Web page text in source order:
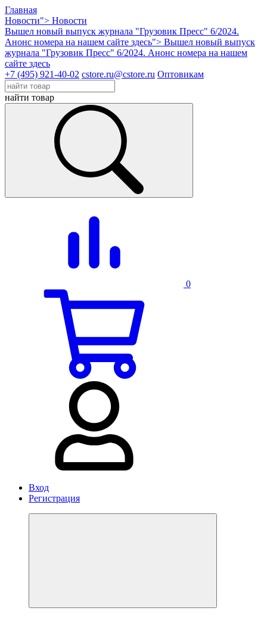
Главная
Новости"> Новости
Вышел новый выпуск журнала "Грузовик Пресс" 6/2024.
Анонс номера на нашем сайте здесь"> Вышел новый выпуск
журнала "Грузовик Пресс" 6/2024. Анонс номера на нашем
сайте здесь
+7 (495) 921-40-02 cstore.ru@cstore.ru Оптовикам
найти товар
0
Вход
Регистрация